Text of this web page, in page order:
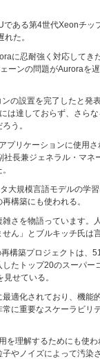
ある第4世代Xeonチッ
た。
に忍耐強く対応してき
ーンの問題がAuroraを
の設置を完了したと発
は達しておらず、さら
う。
プリケーションに使用
長兼ジェネラル・マネ
大規模言語モデルの学
構築にも使われる。
雑さを物語っています。
ん」とブルキッチ氏は言
構築プロジェクトは、
たトップ20のスーパー
せている。
適化されており、機能
に重要なスケーラビリ
を理解するためにも使わ
やノイズによって汚染